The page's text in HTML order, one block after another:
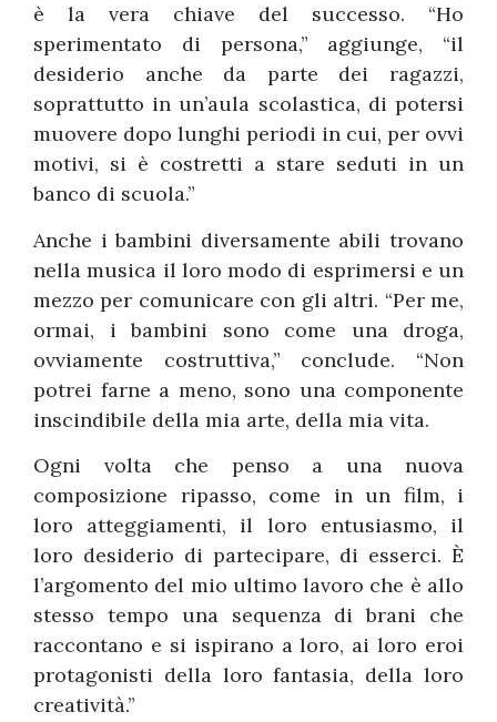
è la vera chiave del successo. “Ho
sperimentato di persona,” aggiunge, “il
desiderio anche da parte dei ragazzi,
soprattutto in un’aula scolastica, di potersi
muovere dopo lunghi periodi in cui, per ovvi
motivi, si è costretti a stare seduti in un
banco di scuola.”
Anche i bambini diversamente abili trovano
nella musica il loro modo di esprimersi e un
mezzo per comunicare con gli altri. “Per me,
ormai, i bambini sono come una droga,
ovviamente costruttiva,” conclude. “Non
potrei farne a meno, sono una componente
inscindibile della mia arte, della mia vita.
Ogni volta che penso a una nuova
composizione ripasso, come in un film, i
loro atteggiamenti, il loro entusiasmo, il
loro desiderio di partecipare, di esserci. È
l’argomento del mio ultimo lavoro che è allo
stesso tempo una sequenza di brani che
raccontano e si ispirano a loro, ai loro eroi
protagonisti della loro fantasia, della loro
creatività.”